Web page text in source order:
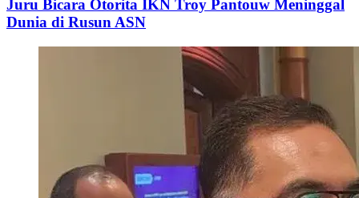
Juru Bicara Otorita IKN Troy Pantouw Meninggal
Dunia di Rusun ASN